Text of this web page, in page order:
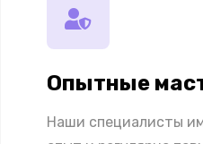
Опытные
Наши специалисты